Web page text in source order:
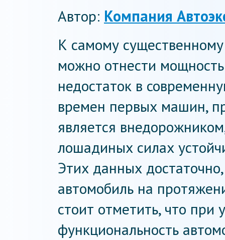
Автор: Компания
К самому
можно отнести
недостаток в
времен первых машин,
является
лошадиных силах
Этих данных
автомобиль на
стоит отметить, что
функциональность